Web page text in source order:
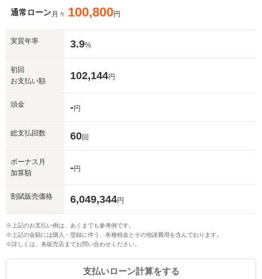
通常ローン月々 100,800円
実質年率 3.9%
初回
お支払い額
102,144円
頭金 -円
総支払回数 60回
ボーナス月
加算額
-円
割賦販売価格 6,049,344円
※上記のお支払い例は、あくまでも参考例です。
※上記の金額には購入・登録に伴う、各種税金とその他諸費用を含んでおります。
※詳しくは、各販売店までお問い合わせください。
支払いローン計算をする